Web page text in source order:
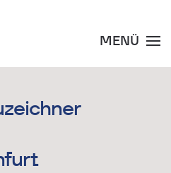
MENÜ